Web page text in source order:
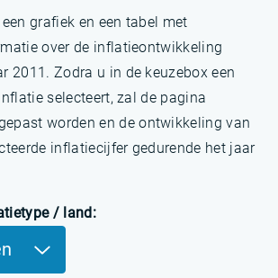
grafiek en een tabel met
over de inflatieontwikkeling
2011. Zodra u in de keuzebox een
selecteert, zal de pagina
worden en de ontwikkeling van
inflatiecijfer gedurende het jaar
/ land: